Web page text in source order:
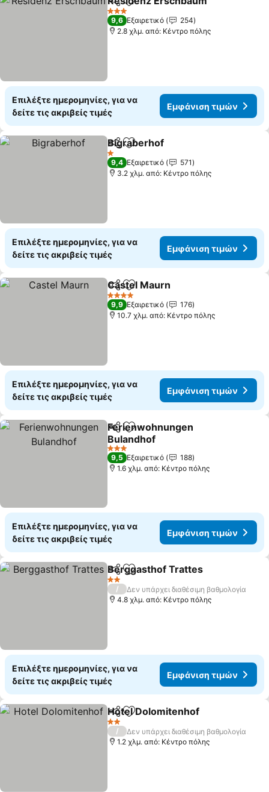
Κοινοποίηση
Προσθήκη στα αγαπημένα
3 Αστέρια
9,6 Εξαιρετικό
254
2.8 χλμ. από: Κέντρο πόλης
Επιλέξτε ημερομηνίες, για να
δείτε τις ακριβείς τιμές
Εμφάνιση τιμών
Κοινοποίηση
Προσθήκη στα αγαπημένα
Bigraberhof
1 Αστέρια
9,4 Εξαιρετικό
571
3.2 χλμ. από: Κέντρο πόλης
Επιλέξτε ημερομηνίες, για να
δείτε τις ακριβείς τιμές
Εμφάνιση τιμών
Κοινοποίηση
Προσθήκη στα αγαπημένα
Castel Maurn
4 Αστέρια
9,9 Εξαιρετικό
176
10.7 χλμ. από: Κέντρο πόλης
Επιλέξτε ημερομηνίες, για να
δείτε τις ακριβείς τιμές
Εμφάνιση τιμών
Κοινοποίηση
Προσθήκη στα αγαπημένα
Ferienwohnungen
Bulandhof
Εμφάνιση τιμών
3 Αστέρια
9,5 Εξαιρετικό
188
1.6 χλμ. από: Κέντρο πόλης
Επιλέξτε ημερομηνίες, για να
δείτε τις ακριβείς τιμές
Εμφάνιση τιμών
Κοινοποίηση
Προσθήκη στα αγαπημένα
Berggasthof Trattes
2 Αστέρια
/
Δεν υπάρχει διαθέσιμη βαθμολογία
4.8 χλμ. από: Κέντρο πόλης
Επιλέξτε ημερομηνίες, για να
δείτε τις ακριβείς τιμές
Εμφάνιση τιμών
Κοινοποίηση
Προσθήκη στα αγαπημένα
Hotel Dolomitenhof
2 Αστέρια
/
Δεν υπάρχει διαθέσιμη βαθμολογία
1.2 χλμ. από: Κέντρο πόλης